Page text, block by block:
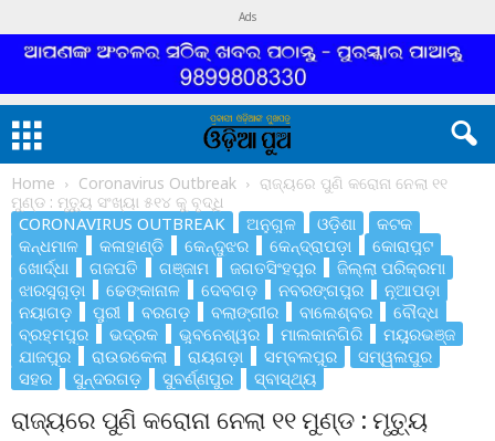
Ads
Home Coronavirus Outbreak
ରାଜ୍ୟରେ ପୁଣି କରୋନା ନେଲା ୧୧
ମୁଣ୍ଡ : ମୃତ୍ୟୁ ସଂଖ୍ୟା ୫୧୪ କୁ ବୃଦ୍ଧି
CORONAVIRUS OUTBREAK ଅନୁଗୁଳ ଓଡ଼ିଶା
କଟକ
କନ୍ଧମାଳ
କଳାହାଣ୍ଡି କେନ୍ଦୁଝର କେନ୍ଦ୍ରାପଡ଼ା
କୋରାପୁଟ
ଖୋର୍ଦ୍ଧା
ଗଜପତି ଗଞ୍ଜାମ ଜଗତସିଂହପୁର
ଜିଲ୍ଲା ପରିକ୍ରମା
ଝାରସୁଗୁଡ଼ା
ଢେଙ୍କାନାଳ ଦେବଗଡ଼ ନବରଙ୍ଗପୁର
ନୂଆପଡ଼ା
ନୟାଗଡ଼
ପୁରୀ ବରଗଡ଼ ବଲାଙ୍ଗୀର ବାଲେଶ୍ବର
ବୌଦ୍ଧ
ବ୍ରହ୍ମପୁର
ଭଦ୍ରକ ଭୁବନେଶ୍ୱର ମାଲକାନଗିରି
ମୟୁରଭଞ୍ଜ
ଯାଜପୁର
ରାଉରକେଲା ରାୟଗଡ଼ା ସମ୍ବଲପୁର
ସମ୍ୱଲପୁର
ସହର
ସୁନ୍ଦରଗଡ଼ ସୁବର୍ଣ୍ଣପୁର ସ୍ବାସ୍ଥ୍ୟ
ରାଜ୍ୟରେ ପୁଣି କରୋନା ନେଲା ୧୧ ମୁଣ୍ଡ : ମୃତ୍ୟୁ